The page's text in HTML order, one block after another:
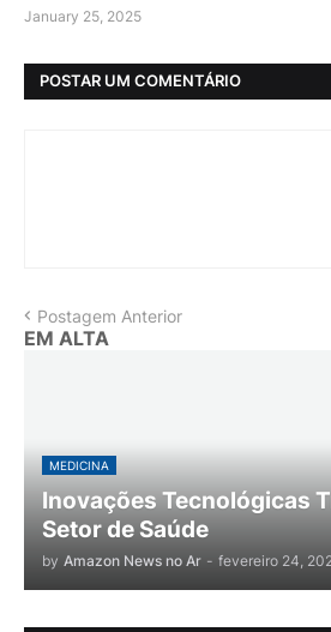
January 25, 2025
POSTAR UM COMENTÁRIO
Postagem Anterior
EM ALTA
MEDICINA
Inovações Tecnológicas
Setor de Saúde
by Amazon News no Ar - fevereiro 24,